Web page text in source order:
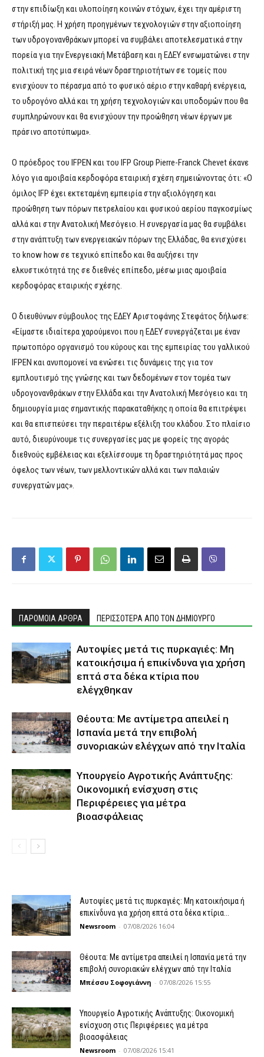
στην επιδίωξη και υλοποίηση κοινών στόχων, έχει την αμέριστη
στήριξή μας. Η χρήση προηγμένων τεχνολογιών στην αξιοποίηση
των υδρογονανθράκων μπορεί να συμβάλει αποτελεσματικά στην
πορεία για την Ενεργειακή Μετάβαση και η ΕΔΕΥ ενσωματώνει στην
πολιτική της μια σειρά νέων δραστηριοτήτων σε τομείς που
ενισχύουν το πέρασμα από το φυσικό αέριο στην καθαρή ενέργεια,
το υδρογόνο αλλά και τη χρήση τεχνολογιών και υποδομών που θα
συμπληρώνουν και θα ενισχύουν την προώθηση νέων έργων με
πράσινο αποτύπωμα».
Ο πρόεδρος του IFPEN και του IFP Group Pierre-Franck Chevet έκανε
λόγο για αμοιβαία κερδοφόρα εταιρική σχέση σημειώνοντας ότι: «Ο
όμιλος IFP έχει εκτεταμένη εμπειρία στην αξιολόγηση και
προώθηση των πόρων πετρελαίου και φυσικού αερίου παγκοσμίως
αλλά και στην Ανατολική Μεσόγειο. Η συνεργασία μας θα συμβάλει
στην ανάπτυξη των ενεργειακών πόρων της Ελλάδας, θα ενισχύσει
το know how σε τεχνικό επίπεδο και θα αυξήσει την
ελκυστικότητά της σε διεθνές επίπεδο, μέσω μιας αμοιβαία
κερδοφόρας εταιρικής σχέσης.
Ο διευθύνων σύμβουλος της ΕΔΕΥ Αριστοφάνης Στεφάτος δήλωσε:
«Είμαστε ιδιαίτερα χαρούμενοι που η ΕΔΕΥ συνεργάζεται με έναν
πρωτοπόρο οργανισμό του κύρους και της εμπειρίας του γαλλικού
IFPEN και ανυπομονεί να ενώσει τις δυνάμεις της για τον
εμπλουτισμό της γνώσης και των δεδομένων στον τομέα των
υδρογονανθράκων στην Ελλάδα και την Ανατολική Μεσόγειο και τη
δημιουργία μιας σημαντικής παρακαταθήκης η οποία θα επιτρέψει
και θα επισπεύσει την περαιτέρω εξέλιξη του κλάδου. Στο πλαίσιο
αυτό, διευρύνουμε τις συνεργασίες μας με φορείς της αγοράς
διεθνούς εμβέλειας και εξελίσσουμε τη δραστηριότητά μας προς
όφελος των νέων, των μελλοντικών αλλά και των παλαιών
συνεργατών μας».
ΠΑΡΟΜΟΙΑ ΑΡΘΡΑ ΠΕΡΙΣΣΟΤΕΡΑ ΑΠΟ ΤΟΝ ΔΗΜΙΟΥΡΓΟ
Αυτοψίες μετά τις πυρκαγιές: Μη
κατοικήσιμα ή επικίνδυνα για χρήση
επτά στα δέκα κτίρια που
ελέγχθηκαν
Θέουτα: Με αντίμετρα απειλεί η
Ισπανία μετά την επιβολή
συνοριακών ελέγχων από την Ιταλία
Υπουργείο Αγροτικής Ανάπτυξης:
Οικονομική ενίσχυση στις
Περιφέρειες για μέτρα
βιοασφάλειας
Αυτοψίες μετά τις πυρκαγιές: Μη κατοικήσιμα ή
επικίνδυνα για χρήση επτά στα δέκα κτίρια...
Newsroom - 07/08/2026 16:04
Θέουτα: Με αντίμετρα απειλεί η Ισπανία μετά την
επιβολή συνοριακών ελέγχων από την Ιταλία
Μπέσσυ Σοφογιάννη - 07/08/2026 15:55
Υπουργείο Αγροτικής Ανάπτυξης: Οικονομική
ενίσχυση στις Περιφέρειες για μέτρα
βιοασφάλειας
Newsroom - 07/08/2026 15:41